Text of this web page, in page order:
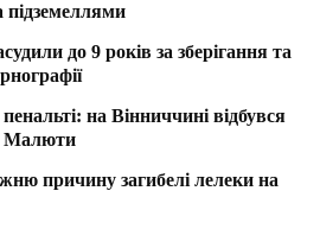
підземеллями
до 9 років за зберігання та
на Вінниччині відбувся
Малюти
причину загибелі лелеки на